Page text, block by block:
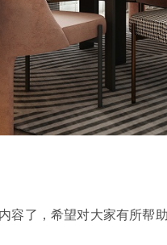
容了，希望对大家有所帮